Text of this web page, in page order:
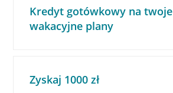
Kredyt gotówkowy na twoje
wakacyjne plany
Zyskaj 1000 zł